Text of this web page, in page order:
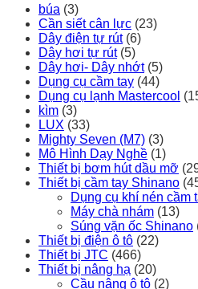
búa (3)
Cần siết cân lực (23)
Dây điện tự rút (6)
Dây hơi tự rút (5)
Dây hơi- Dây nhớt (5)
Dụng cụ cầm tay (44)
Dụng cụ lạnh Mastercool
kìm (3)
LUX (33)
Mighty Seven (M7) (3)
Mô Hình Dạy Nghề (1)
Thiết bị bơm hút dầu mỡ
Thiết bị cầm tay Shinano
Dụng cụ khí nén cầm
Máy chà nhám (13)
Súng vặn ốc Shinano
Thiết bị điện ô tô (22)
Thiết bị JTC (466)
Thiết bị nâng hạ (20)
Cầu nâng ô tô (2)